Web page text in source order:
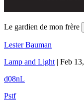
Le gardien de mon frère
Lester Bauman
Lamp and Light | Feb
d08nL
Pstf